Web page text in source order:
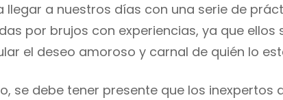
llegar a nuestros días con una serie de
por brujos con experiencias, ya que ellos
el deseo amoroso y carnal de quién lo
se debe tener presente que los inexpertos